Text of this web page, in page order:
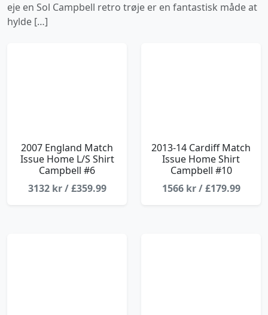
eje en Sol Campbell retro trøje er en fantastisk måde at
hylde […]
2007 England Match
Issue Home L/S Shirt
Campbell #6
3132 kr / £359.99
2013-14 Cardiff Match
Issue Home Shirt
Campbell #10
1566 kr / £179.99